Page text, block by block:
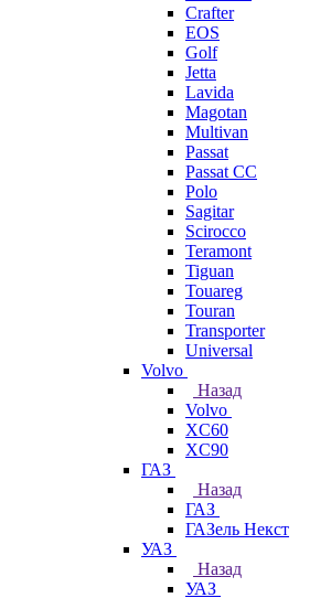
Crafter
EOS
Golf
Jetta
Lavida
Magotan
Multivan
Passat
Passat CC
Polo
Sagitar
Scirocco
Teramont
Tiguan
Touareg
Touran
Transporter
Universal
Volvo
Назад
Volvo
XC60
XC90
ГАЗ
Назад
ГАЗ
ГАЗель Некст
УАЗ
Назад
УАЗ